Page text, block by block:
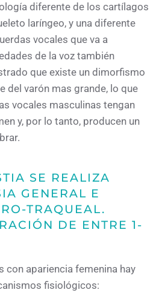
diferente de los cartílagos
laríngeo, y una diferente
vocales que va a
de la voz también
que existe un dimorfismo
del varón mas grande, lo que
vocales masculinas tengan
y, por lo tanto, producen un
SE REALIZA
GENERAL E
TRAQUEAL.
DE ENTRE 1-
con apariencia femenina hay
fisiológicos: